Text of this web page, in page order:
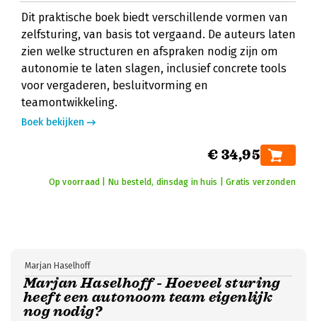
Dit praktische boek biedt verschillende vormen van
zelfsturing, van basis tot vergaand. De auteurs laten
zien welke structuren en afspraken nodig zijn om
autonomie te laten slagen, inclusief concrete tools
voor vergaderen, besluitvorming en
teamontwikkeling.
Boek bekijken
€ 34,95
Op voorraad | Nu besteld, dinsdag in huis | Gratis verzonden
Marjan Haselhoff - Hoeveel sturing
heeft een autonoom team eigenlijk
nog nodig?
Marjan Haselhoff